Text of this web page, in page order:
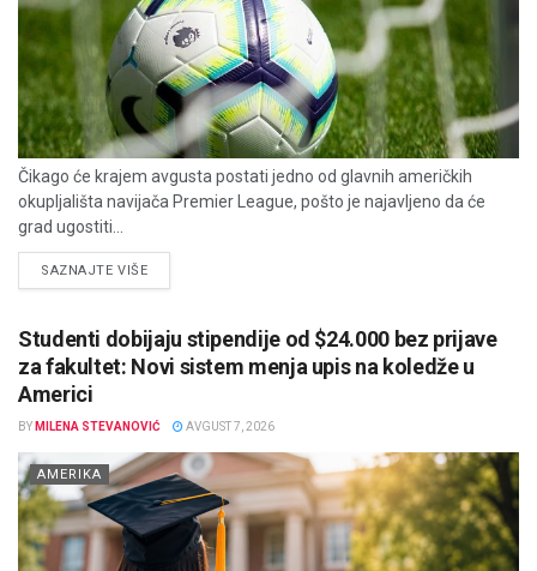
Čikago će krajem avgusta postati jedno od glavnih američkih
okupljališta navijača Premier League, pošto je najavljeno da će
grad ugostiti...
SAZNAJTE VIŠEDETAILS
Studenti dobijaju stipendije od $24.000 bez prijave
za fakultet: Novi sistem menja upis na koledže u
Americi
BY MILENA STEVANOVIĆ AVGUST 7, 2026
AMERIKA